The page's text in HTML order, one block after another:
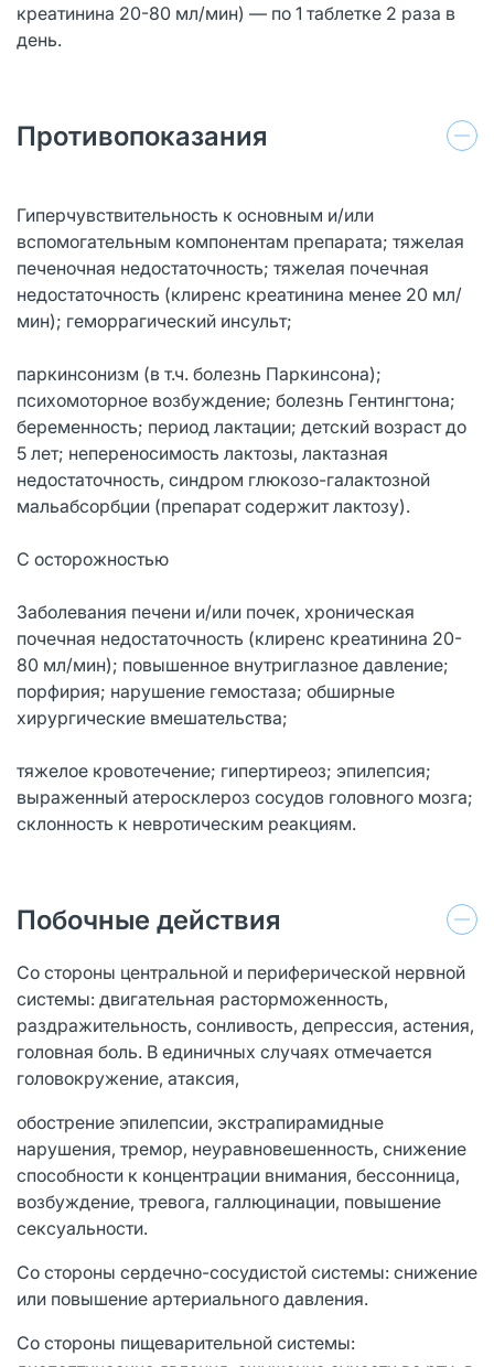
креатинина 20-80 мл/мин) — по 1 таблетке 2 раза в
день.
Противопоказания
Гиперчувствительность к основным и/или
вспомогательным компонентам препарата; тяжелая
печеночная недостаточность; тяжелая почечная
недостаточность (клиренс креатинина менее 20 мл/
мин); геморрагический инсульт;
паркинсонизм (в т.ч. болезнь Паркинсона);
психомоторное возбуждение; болезнь Гентингтона;
беременность; период лактации; детский возраст до
5 лет; непереносимость лактозы, лактазная
недостаточность, синдром глюкозо-галактозной
мальабсорбции (препарат содержит лактозу).
С осторожностью
Заболевания печени и/или почек, хроническая
почечная недостаточность (клиренс креатинина 20-
80 мл/мин); повышенное внутриглазное давление;
порфирия; нарушение гемостаза; обширные
хирургические вмешательства;
тяжелое кровотечение; гипертиреоз; эпилепсия;
выраженный атеросклероз сосудов головного мозга;
склонность к невротическим реакциям.
Побочные действия
Со стороны центральной и периферической нервной
системы: двигательная расторможенность,
раздражительность, сонливость, депрессия, астения,
головная боль. В единичных случаях отмечается
головокружение, атаксия,
обострение эпилепсии, экстрапирамидные
нарушения, тремор, неуравновешенность, снижение
способности к концентрации внимания, бессонница,
возбуждение, тревога, галлюцинации, повышение
сексуальности.
Со стороны сердечно-сосудистой системы: снижение
или повышение артериального давления.
Со стороны пищеварительной системы: